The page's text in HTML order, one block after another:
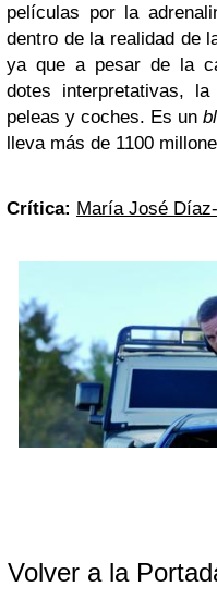
películas por la
dentro de la realidad de
ya que a pesar de la
dotes interpretativas,
peleas y coches. Es un
lleva más de 1100
Crítica: María José
Volver a la